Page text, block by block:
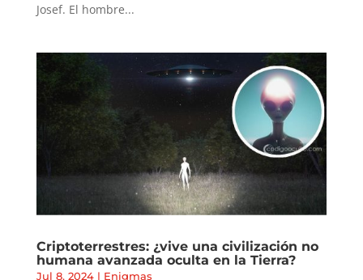
Josef. El hombre...
Criptoterrestres: ¿vive una civilización no
humana avanzada oculta en la Tierra?
Jul 8, 2024| Enigmas